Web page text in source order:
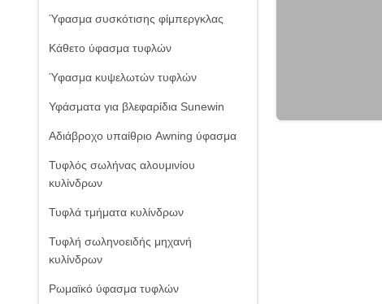
Ύφασμα συσκότισης φίμπεργκλας
Κάθετο ύφασμα τυφλών
Ύφασμα κυψελωτών τυφλών
Υφάσματα για βλεφαρίδια Sunewin
Αδιάβροχο υπαίθριο Awning ύφασμα
Τυφλός σωλήνας αλουμινίου
κυλίνδρων
Τυφλά τμήματα κυλίνδρων
Τυφλή σωληνοειδής μηχανή
κυλίνδρων
Ρωμαϊκό ύφασμα τυφλών